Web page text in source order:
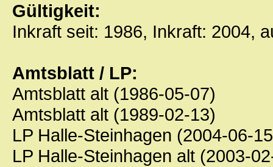
Gültigkeit:
Inkraft seit: 1986, Inkraft: 2004,
Amtsblatt / LP:
Amtsblatt alt (1986-05-07)
Amtsblatt alt (1989-02-13)
LP Halle-Steinhagen (2004-06-
LP Halle-Steinhagen alt (2003-